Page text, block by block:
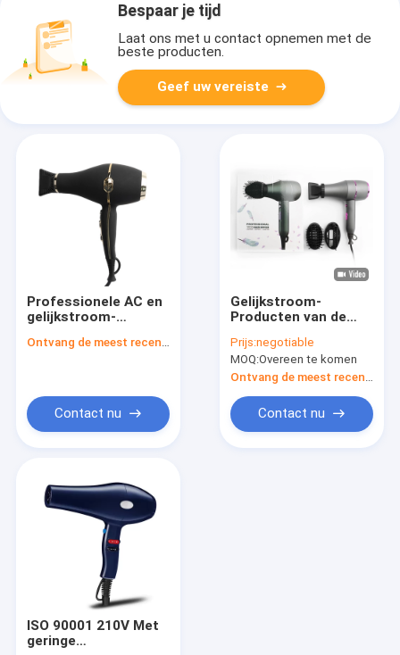
Bespaar je tijd
Laat ons met u contact opnemen met de
beste producten.
Geef uw vereiste
Professionele AC en
gelijkstroom-
Duurzame DroogkapOntvang de meest recente Prijs
Contact nu
Gelijkstroom-
Producten van de
de Professionele
Schoonheid de
Ionische Droger van
de Haarslag
Prijs:negotiable
MOQ:Overeen te komen
Contact nu
ISO 90001 210V Met
geringe